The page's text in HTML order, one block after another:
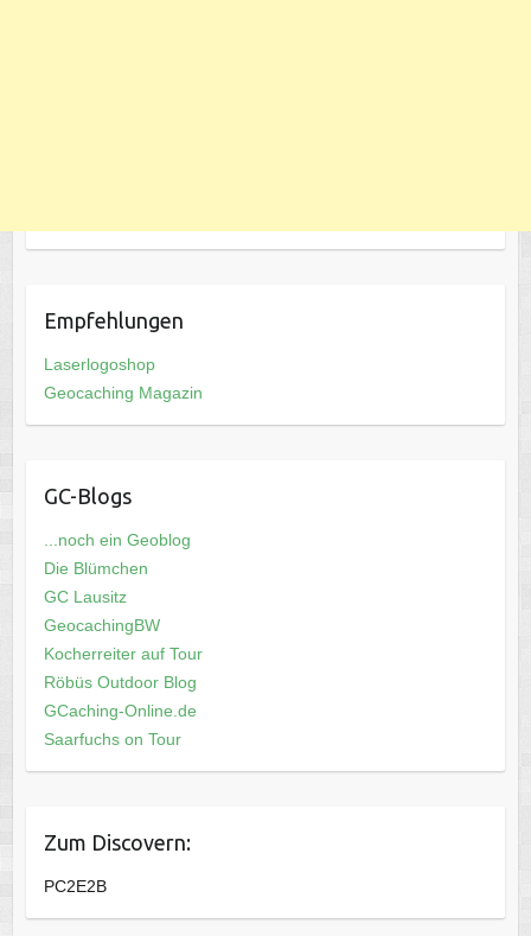
Empfehlungen
Laserlogoshop
Geocaching Magazin
GC-Blogs
...noch ein Geoblog
Die Blümchen
GC Lausitz
GeocachingBW
Kocherreiter auf Tour
Röbüs Outdoor Blog
GCaching-Online.de
Saarfuchs on Tour
Zum Discovern:
PC2E2B